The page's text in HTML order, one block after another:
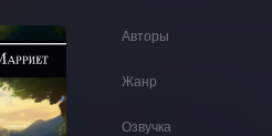
Авторы
Жанр
Озвучка